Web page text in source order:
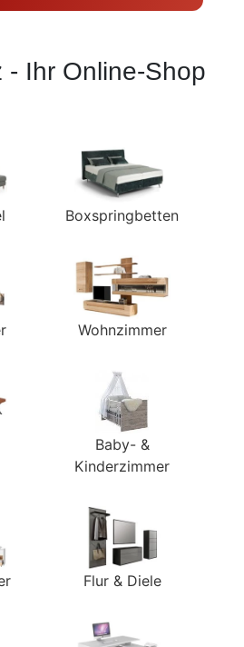
- Ihr Online-Shop
Boxspringbetten
Wohnzimmer
Baby- &
Kinderzimmer
Flur & Diele